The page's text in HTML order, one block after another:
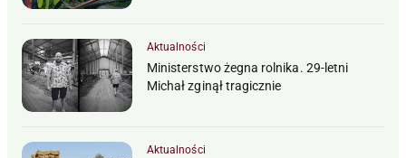
Aktualności
Ministerstwo żegna rolnika. 29-letni
Michał zginął tragicznie
Aktualności